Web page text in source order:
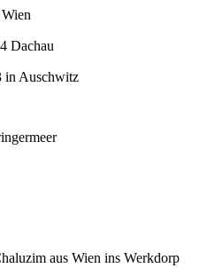
Dachau
in Auschwitz
aus Wien ins Werkdorp